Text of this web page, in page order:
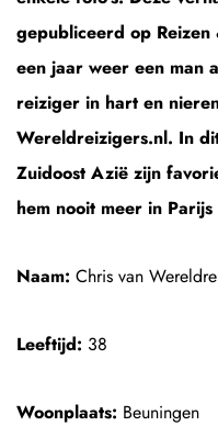
gepubliceerd op Reizen
een jaar weer een man
reiziger in hart en
Wereldreizigers.nl. In
Zuidoost Azië zijn
hem nooit meer in
Naam: Chris van
Leeftijd: 38
Woonplaats: Beuningen